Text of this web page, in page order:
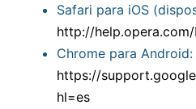
Safari para iOS
http://
Chrome para Android:
https://
hl=es